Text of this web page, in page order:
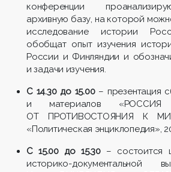
конференции
архивную базу, на которой
исследование истории
обобщат опыт изучения
России и Финляндии и
и задачи изучения.
С 14.30 до 15.00– презентация
и материалов
ОТ ПРОТИВОСТОЯНИЯ К
«Политическая энциклопедия»,
С 15.00 до 15.30– состоится
историко-документальной